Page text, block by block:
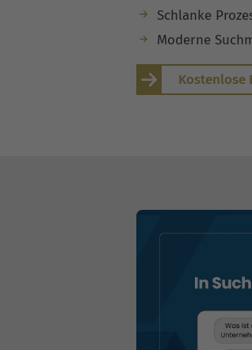
Schlanke
Moderne
Kostenlose